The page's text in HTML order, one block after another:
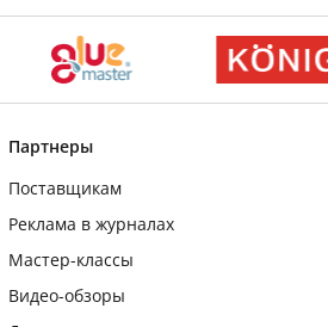
Партнеры
Поставщикам
Реклама в журналах
Мастер-классы
Видео-обзоры